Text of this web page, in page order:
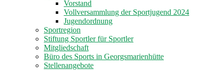
Vorstand
Vollversammlung der Sportjugend 2024
Jugendordnung
Sportregion
Stiftung Sportler für Sportler
Mitgliedschaft
Büro des Sports in Georgsmarienhütte
Stellenangebote